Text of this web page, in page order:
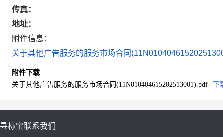
传真：
地址：
附件信息：
关于其他广告服务的服务市场合同
附件下载
关于其他广告服务的服务市场合同(11N010404615202513001).pdf
下
寻标宝联系我们